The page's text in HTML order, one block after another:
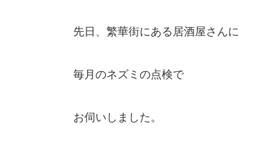
先日、繁華街にある居酒屋さんに
毎月のネズミの点検で
お伺いしました。